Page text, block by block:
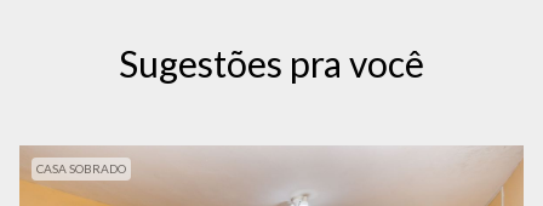
Sugestões pra você
CASA SOBRADO